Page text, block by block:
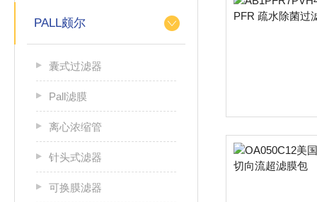
PALL颇尔
囊式过滤器
Pall滤膜
离心浓缩管
针头式滤器
可换膜滤器